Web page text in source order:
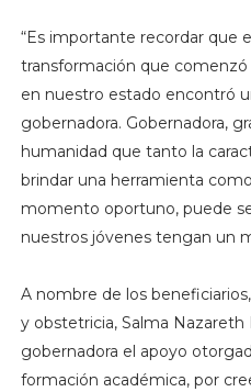
“Es importante recordar que
transformación que comenzó
en nuestro estado encontró
gobernadora. Gobernadora,
humanidad que tanto la
brindar una herramienta
momento oportuno, puede
nuestros jóvenes tengan un
A nombre de los
y obstetricia, Salma Nazareth
gobernadora el apoyo
formación académica, por